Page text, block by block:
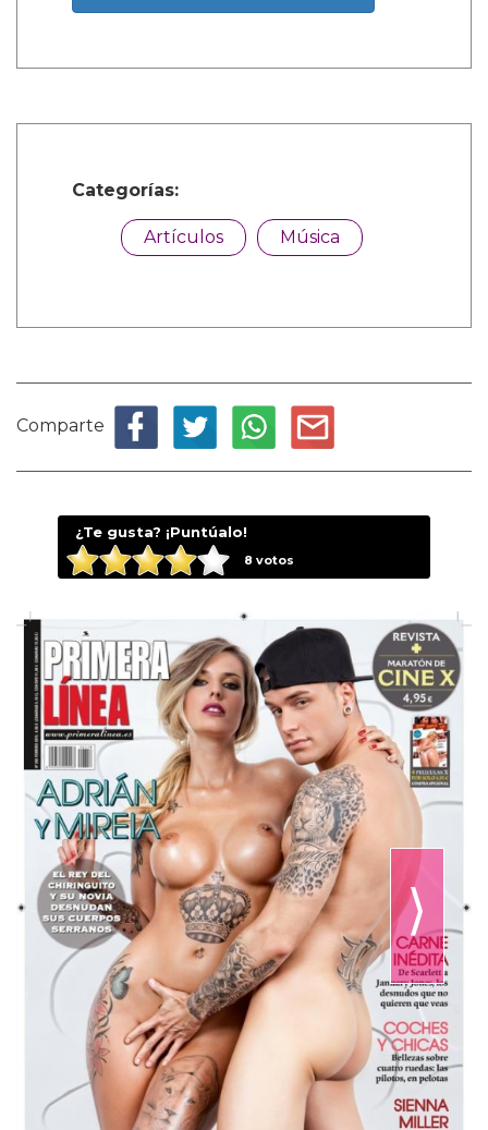
Categorías:
Artículos Música
Comparte
¿Te gusta? ¡Puntúalo!
8 votos
⟩